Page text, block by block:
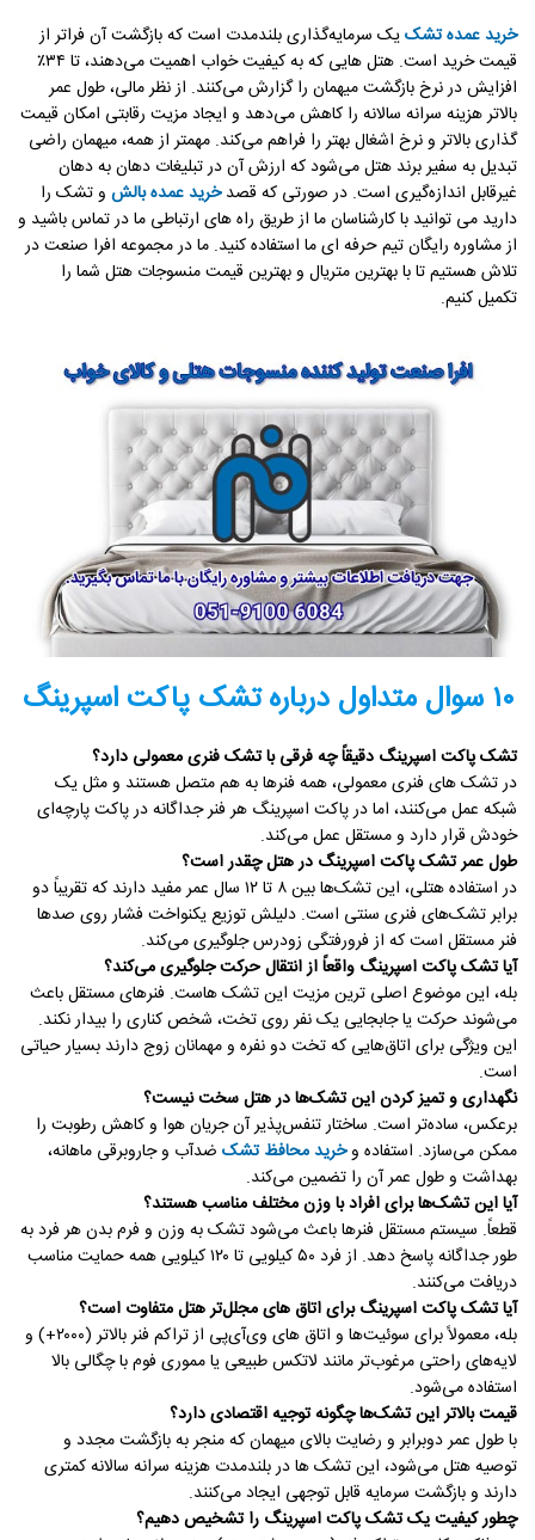
خرید عمده تشکیک سرمایه‌گذاری بلندمدت است که بازگشت آن فراتر از
قیمت خرید است. هتل هایی که به کیفیت خواب اهمیت می‌دهند، تا ۳۴٪
افزایش در نرخ بازگشت میهمان را گزارش می‌کنند. از نظر مالی، طول عمر
بالاتر هزینه سرانه سالانه را کاهش می‌دهد و ایجاد مزیت رقابتی امکان قیمت
گذاری بالاتر و نرخ اشغال بهتر را فراهم می‌کند. مهمتر از همه، میهمان راضی
تبدیل به سفیر برند هتل می‌شود که ارزش آن در تبلیغات دهان به دهان
غیرقابل اندازه‌گیری است. در صورتی که قصدخرید عمده بالش و تشک را
دارید می توانید با کارشناسان ما از طریق راه های ارتباطی ما در تماس باشید و
از مشاوره رایگان تیم حرفه ای ما استفاده کنید. ما در مجموعه افرا صنعت در
تلاش هستیم تا با بهترین متریال و بهترین قیمت منسوجات هتل شما را
تکمیل کنیم.
۱۰ سوال متداول درباره تشک پاکت اسپرینگ
تشک پاکت اسپرینگ دقیقاً چه فرقی با تشک فنری معمولی دارد؟
در تشک های فنری معمولی، همه فنرها به هم متصل هستند و مثل یک
شبکه عمل می‌کنند، اما در پاکت اسپرینگ هر فنر جداگانه در پاکت پارچه‌ای
خودش قرار دارد و مستقل عمل می‌کند.
طول عمر تشک پاکت اسپرینگ در هتل چقدر است؟
در استفاده هتلی، این تشک‌ها بین ۸ تا ۱۲ سال عمر مفید دارند که تقریباً دو
برابر تشک‌های فنری سنتی است. دلیلش توزیع یکنواخت فشار روی صدها
فنر مستقل است که از فرورفتگی زودرس جلوگیری می‌کند.
آیا تشک پاکت اسپرینگ واقعاً از انتقال حرکت جلوگیری می‌کند؟
بله، این موضوع اصلی ترین مزیت این تشک هاست. فنرهای مستقل باعث
می‌شوند حرکت یا جابجایی یک نفر روی تخت، شخص کناری را بیدار نکند.
این ویژگی برای اتاق‌هایی که تخت دو نفره و مهمانان زوج دارند بسیار حیاتی
است.
نگهداری و تمیز کردن این تشک‌ها در هتل سخت نیست؟
برعکس، ساده‌تر است. ساختار تنفس‌پذیر آن جریان هوا و کاهش رطوبت را
ممکن می‌سازد. استفاده وخرید محافظ تشک ضدآب و جاروبرقی ماهانه،
بهداشت و طول عمر آن را تضمین می‌کند.
آیا این تشک‌ها برای افراد با وزن مختلف مناسب هستند؟
قطعاً. سیستم مستقل فنرها باعث می‌شود تشک به وزن و فرم بدن هر فرد به
طور جداگانه پاسخ دهد. از فرد ۵۰ کیلویی تا ۱۲۰ کیلویی همه حمایت مناسب
دریافت می‌کنند.
آیا تشک پاکت اسپرینگ برای اتاق های مجلل‌تر هتل متفاوت است؟
بله، معمولاً برای سوئیت‌ها و اتاق های وی‌آی‌پی از تراکم فنر بالاتر (۲۰۰۰+) و
لایه‌های راحتی مرغوب‌تر مانند لاتکس طبیعی یا مموری فوم با چگالی بالا
استفاده می‌شود.
قیمت بالاتر این تشک‌ها چگونه توجیه اقتصادی دارد؟
با طول عمر دوبرابر و رضایت بالای میهمان که منجر به بازگشت مجدد و
توصیه هتل می‌شود، این تشک ها در بلندمدت هزینه سرانه سالانه کمتری
دارند و بازگشت سرمایه قابل توجهی ایجاد می‌کنند.
چطور کیفیت یک تشک پاکت اسپرینگ را تشخیص دهیم؟